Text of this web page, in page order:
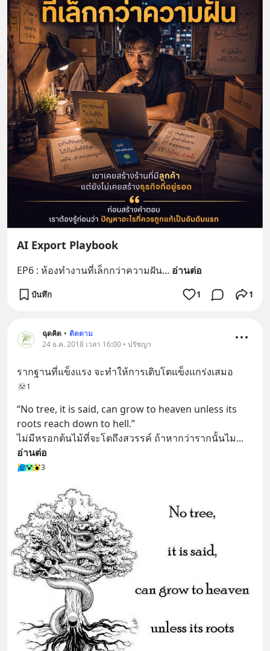
AI Export Playbook
EP6 : ห้องทำงานที่เล็กกว่าความฝัน... อ่านต่อ
บันทึก 1 1
ฉุดคิด • ติดตาม
24 ธ.ค. 2018 เวลา 16:00 • ปรัชญา
รากฐานที่แข็งแรง จะทำให้การเติบโตแข็งแกร่งเสมอ
1
“No tree, it is said, can grow to heaven unless its
roots reach down to hell.”
ไม่มีหรอกต้นไม้ที่จะโตถึงสวรรค์ ถ้าหากว่ารากนั้นไม
อ่านต่อ
3